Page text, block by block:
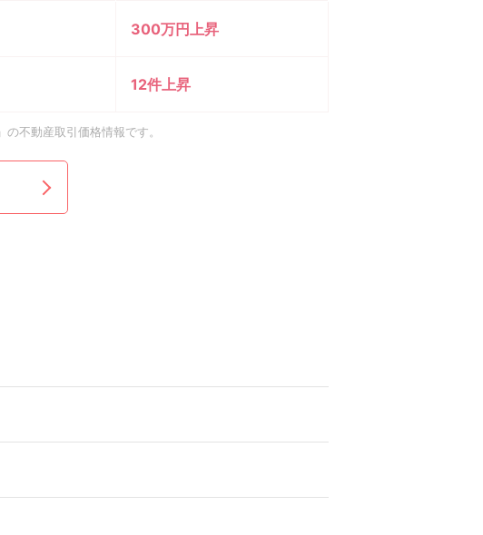
300万円上昇
12件上昇
不動産取引価格情報です。